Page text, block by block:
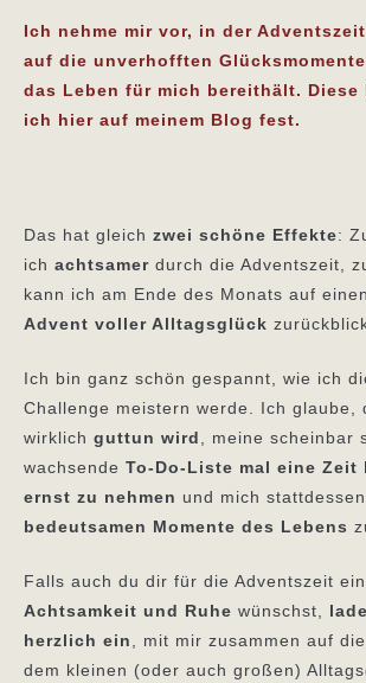
Ich nehme mir vor, in der
auf die unverhofften
das Leben für mich bereithält. Diese
ich hier auf meinem Blog fest.
Das hat gleich zwei schöne Effekte:
ich achtsamer durch die Adventszeit,
kann ich am Ende des Monats auf einen
Advent voller Alltagsglück
Ich bin ganz schön gespannt, wie ich
Challenge meistern werde. Ich glaube,
wirklich guttun wird
, meine scheinbar
wachsende To-Do-Liste mal eine
ernst zu nehmen und mich
bedeutsamen Momente des Lebens
Falls auch du dir für die Adventszeit
Achtsamkeit und Ruhe wünschst,
herzlich ein
, mit mir zusammen auf
dem kleinen (oder auch großen)